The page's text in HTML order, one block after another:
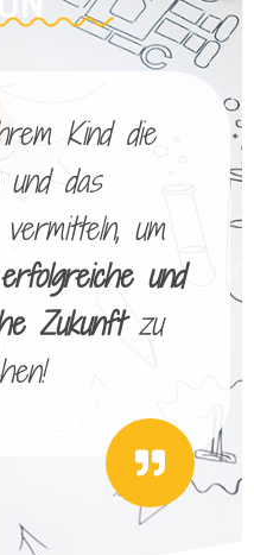
Kind die
und das
um
erfolgreiche und
Zukunftzu